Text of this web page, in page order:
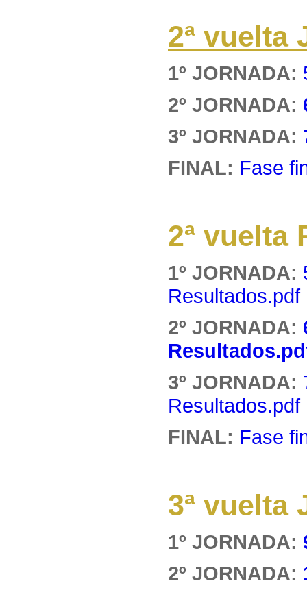
2ª vuelta
1º JORNADA:
2º JORNADA:
3º JORNADA:
FINAL: Fase
2ª vuelta
1º JORNADA:
Resultados.pdf
2º JORNADA:
3º JORNADA:
Resultados.pdf
FINAL: Fase
3ª vuelta
1º JORNADA:
2º JORNADA: